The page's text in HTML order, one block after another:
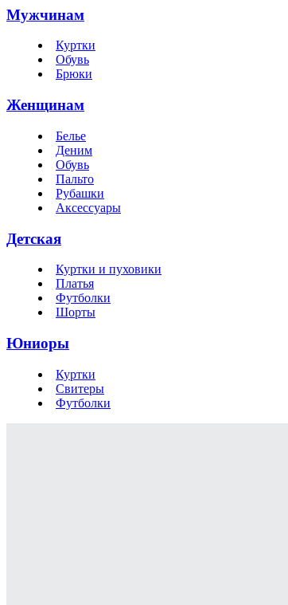
Мужчинам
Куртки
Обувь
Брюки
Женщинам
Белье
Деним
Обувь
Пальто
Рубашки
Аксессуары
Детская
Куртки и пуховики
Платья
Футболки
Шорты
Юниоры
Куртки
Свитеры
Футболки